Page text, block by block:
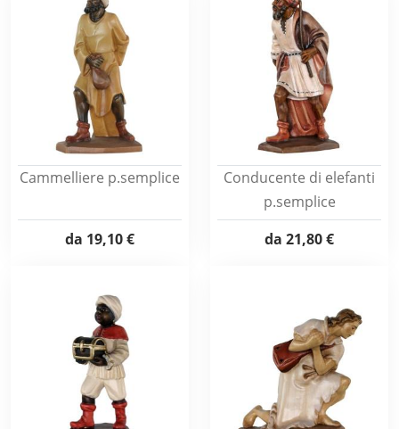
Cammelliere p.semplice
da 19,10 €
Conducente di elefanti
p.semplice
da 21,80 €